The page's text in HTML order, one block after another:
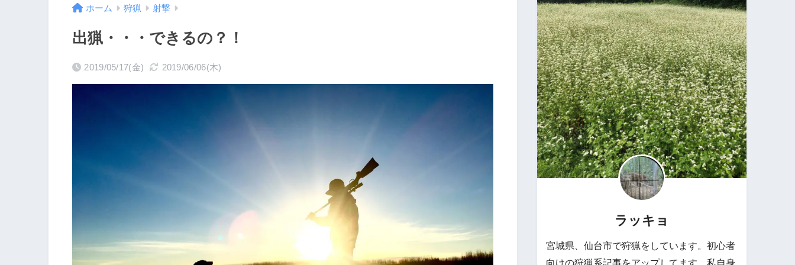
ホーム 狩猟 射撃
出猟・・・できるの？！
2019/05/17(金) 2019/06/06(木)
ラッキョ
宮城県、仙台市で狩猟をしています。初心者